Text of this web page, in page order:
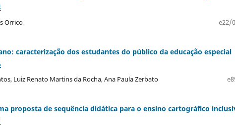
Orrico
e22/
caracterização dos estudantes do público da educação especial
Luiz Renato Martins da Rocha, Ana Paula Zerbato
proposta de sequência didática para o ensino cartográfico